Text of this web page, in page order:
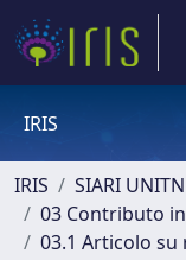
IRIS
IRIS
SIARI UNITN
03 Contributo
03.1 Articolo su